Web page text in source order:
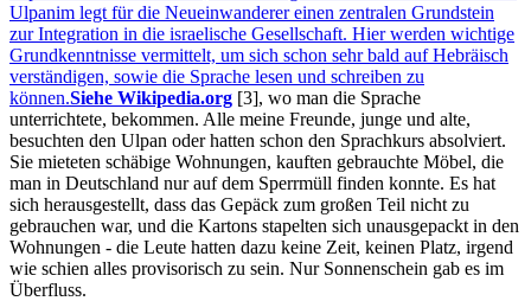
Ulpanim legt für die Neueinwanderer einen zentralen Grundstein
zur Integration in die israelische Gesellschaft. Hier werden wichtige
Grundkenntnisse vermittelt, um sich schon sehr bald auf Hebräisch
verständigen, sowie die Sprache lesen und schreiben zu
können.Siehe Wikipedia.org [3], wo man die Sprache
unterrichtete, bekommen. Alle meine Freunde, junge und alte,
besuchten den Ulpan oder hatten schon den Sprachkurs absolviert.
Sie mieteten schäbige Wohnungen, kauften gebrauchte Möbel, die
man in Deutschland nur auf dem Sperrmüll finden konnte. Es hat
sich herausgestellt, dass das Gepäck zum großen Teil nicht zu
gebrauchen war, und die Kartons stapelten sich unausgepackt in den
Wohnungen - die Leute hatten dazu keine Zeit, keinen Platz, irgend
wie schien alles provisorisch zu sein. Nur Sonnenschein gab es im
Überfluss.